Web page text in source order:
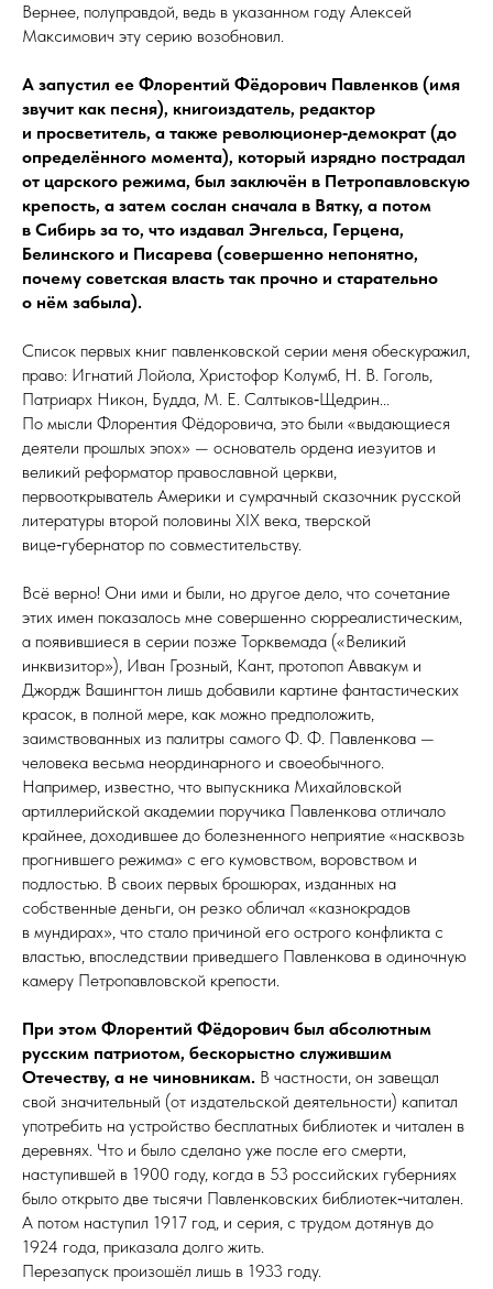
Вернее, полуправдой, ведь в указанном году Алексей
Максимович эту серию возобновил.
А запустил ее Флорентий Фёдорович Павленков (имя
звучит как песня), книгоиздатель, редактор
и просветитель, а также революцио­нер‑демократ (до
определённого момента), который изрядно пострадал
от царского режима, был заключён в Петропавловскую
крепость, а затем сослан сначала в Вятку, а потом
в Сибирь за то, что издавал Энгельса, Герцена,
Белинского и Писарева (совершенно непонятно,
почему советская власть так прочно и старательно
о нём забыла).
Список первых книг павленковской серии меня обескуражил,
право: Игнатий Лойола, Христофор Колумб, Н. В. Гоголь,
Патриарх Никон, Будда, М. Е. Сал­ты­ков‑Щед­рин...
По мысли Флорентия Фёдоровича, это были «выдающиеся
деятели прошлых эпох» — основатель ордена иезуитов и
великий реформатор православной церкви,
первооткрыватель Америки и сумрачный сказочник русской
литературы второй половины XIX века, тверской
вице‑губернатор по совместительству.
Всё верно! Они ими и были, но другое дело, что сочетание
этих имен показалось мне совершенно сюрреалистическим,
а появившиеся в серии позже Торквемада («Великий
инквизитор»), Иван Грозный, Кант, протопоп Аввакум и
Джордж Вашингтон лишь добавили картине фантастических
красок, в полной мере, как можно предположить,
заимствованных из палитры самого Ф. Ф. Павленкова —
человека весьма неординарного и своеобычного.
Например, известно, что выпускника Михайловской
артиллерийской академии поручика Павленкова отличало
крайнее, доходившее до болезненного неприятие «насквозь
прогнившего режима» с его кумовством, воровством и
подлостью. В своих первых брошюрах, изданных на
собственные деньги, он резко обличал «казнокрадов
в мундирах», что стало причиной его острого конфликта с
властью, впоследствии приведшего Павленкова в одиночную
камеру Петропавловской крепости.
При этом Флорентий Фёдорович был абсолютным
русским патриотом, бескорыстно служившим
Отечеству, а не чиновникам. В частности, он завещал
свой значительный (от издательской деятельности) капитал
употребить на устройство бесплатных библиотек и читален в
деревнях. Что и было сделано уже после его смерти,
наступившей в 1900 году, когда в 53 российских губерниях
было открыто две тысячи Павленковских библиотек‑читален.
А потом наступил 1917 год, и серия, с трудом дотянув до
1924 года, приказала долго жить.
Перезапуск произошёл лишь в 1933 году.